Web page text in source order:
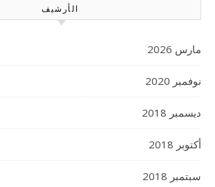
الأرشيف
مارس 2026
نوفمبر 2020
ديسمبر 2018
أكتوبر 2018
سبتمبر 2018